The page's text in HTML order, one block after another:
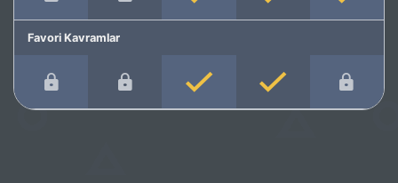
Favori Kavramlar